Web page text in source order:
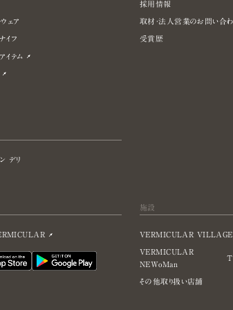
ェア
イフ
イテム
デリ
採用情報
取材・法人営業のお問い合
受賞歴
施設
VERMICULAR VILLAGE
VERMICULAR
NEWoMan
その他取り扱い店舗